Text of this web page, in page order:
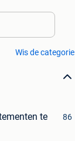
Wis de categorie
te
86